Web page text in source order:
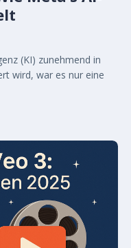
(KI) zunehmend in
wird, war es nur eine